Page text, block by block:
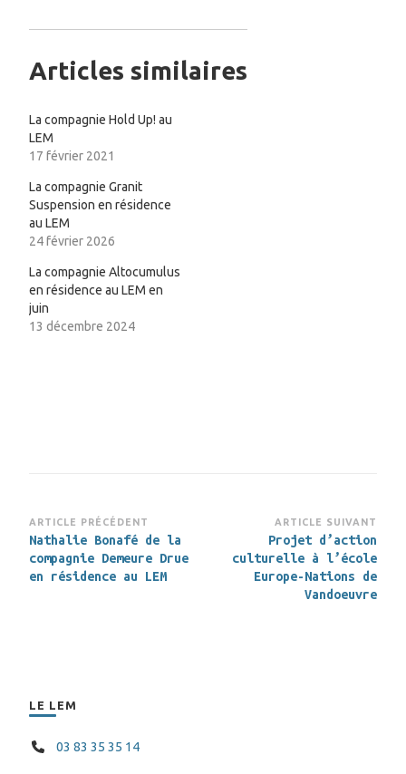
Articles similaires
La compagnie Hold Up! au
LEM
17 février 2021
La compagnie Granit
Suspension en résidence
au LEM
24 février 2026
La compagnie Altocumulus
en résidence au LEM en
juin
13 décembre 2024
Navigation
d’article
ARTICLE PRÉCÉDENT
Nathalie Bonafé de la
compagnie Demeure Drue
en résidence au LEM
ARTICLE SUIVANT
Projet d’action
culturelle à l’école
Europe-Nations de
Vandoeuvre
LE LEM
03 83 35 35 14